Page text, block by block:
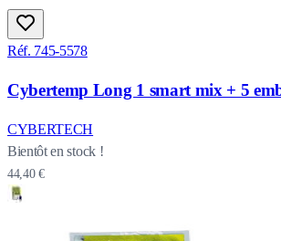
Réf. 745-5578
Cybertemp Long 1 smart mix + 5
CYBERTECH
Bientôt en stock !
44,40 €